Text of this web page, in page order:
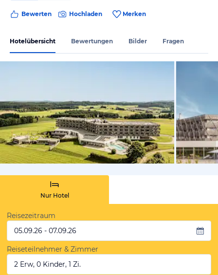
Bewerten Hochladen Merken
Hotelübersicht Bewertungen Bilder Fragen
vom
Nur Hotel
Reisezeitraum
05.09.26 - 07.09.26
Reiseteilnehmer & Zimmer
2 Erw, 0 Kinder, 1 Zi.